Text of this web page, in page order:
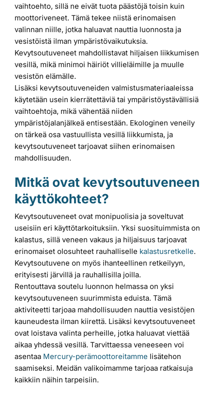
vaihtoehto, sillä ne eivät tuota päästöjä toisin kuin
moottoriveneet. Tämä tekee niistä erinomaisen
valinnan niille, jotka haluavat nauttia luonnosta ja
vesistöistä ilman ympäristövaikutuksia.
Kevytsoutuveneet mahdollistavat hiljaisen liikkumisen
vesillä, mikä minimoi häiriöt villieläimille ja muulle
vesistön elämälle.
Lisäksi kevytsoutuveneiden valmistusmateriaaleissa
käytetään usein kierrätettäviä tai ympäristöystävällisiä
vaihtoehtoja, mikä vähentää niiden
ympäristöjalanjälkeä entisestään. Ekologinen veneily
on tärkeä osa vastuullista vesillä liikkumista, ja
kevytsoutuveneet tarjoavat siihen erinomaisen
mahdollisuuden.
Mitkä ovat kevytsoutuveneen
käyttökohteet?
Kevytsoutuveneet ovat monipuolisia ja soveltuvat
useisiin eri käyttötarkoituksiin. Yksi suosituimmista on
kalastus, sillä veneen vakaus ja hiljaisuus tarjoavat
erinomaiset olosuhteet rauhalliselle kalastusretkelle.
Kevytsoutuvene on myös ihanteellinen retkeilyyn,
erityisesti järvillä ja rauhallisilla joilla.
Rentouttava soutelu luonnon helmassa on yksi
kevytsoutuveneen suurimmista eduista. Tämä
aktiviteetti tarjoaa mahdollisuuden nauttia vesistöjen
kauneudesta ilman kiirettä. Lisäksi kevytsoutuveneet
ovat loistava valinta perheille, jotka haluavat viettää
aikaa yhdessä vesillä. Tarvittaessa veneeseen voi
asentaa Mercury-perämoottoreitamme lisätehon
saamiseksi. Meidän valikoimamme tarjoaa ratkaisuja
kaikkiin näihin tarpeisiin.